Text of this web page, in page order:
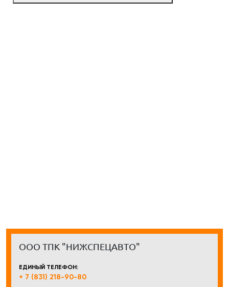
ООО ТПК "НИЖСПЕЦАВТО"
ЕДИНЫЙ ТЕЛЕФОН:
+ 7 (831) 218-90-80